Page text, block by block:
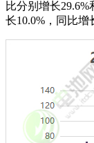
比分别增长
长10.0%，同比增